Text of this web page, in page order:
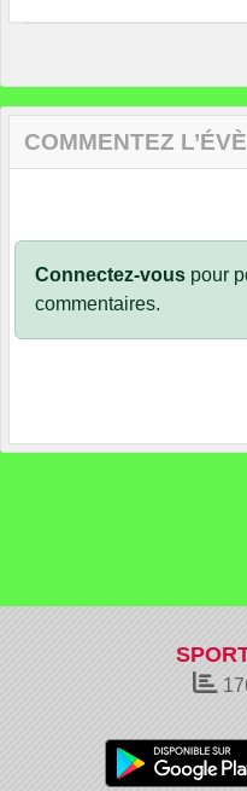
COMMENTEZ
Connectez-vous pour
commentaires.